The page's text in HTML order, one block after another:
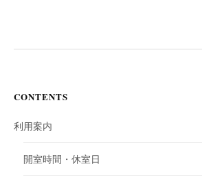
CONTENTS
利用案内
開室時間・休室日